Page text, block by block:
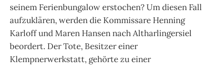
seinem Ferienbungalow erstochen? Um diesen Fall
aufzuklären, werden die Kommissare Henning
Karloff und Maren Hansen nach Altharlingersiel
beordert. Der Tote, Besitzer einer
Klempnerwerkstatt, gehörte zu einer